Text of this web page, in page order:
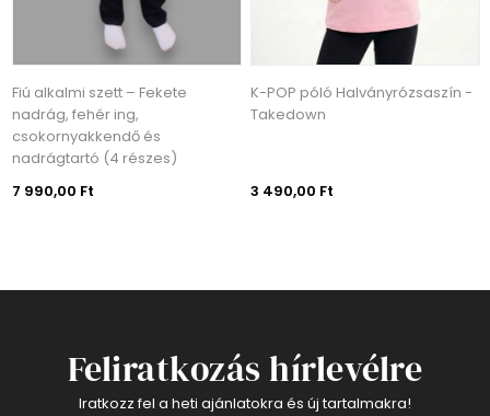
K-POP póló Halványrózsaszín -
Takedown
3 490,00 Ft
K-POP póló Lila - Takedown
3 490,00 Ft
Feliratkozás hírlevélre
Iratkozz fel a heti ajánlatokra és új tartalmakra!